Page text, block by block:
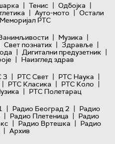
| Тенис | Одбојка |
| Ауто-мото | Остали
Меморијал РТС
| Музика |
Свет познатих | Здравље |
| Дигитални предузетник |
| Наизглед здрав
3 | РТС Свет | РТС Наука |
| РТС Класика | РТС Коло |
| РТС Полетарац
| Радио Београд 2 | Радио
| Радио Плетеница | Радио
| Радио Вртешка | Радио
| Архив